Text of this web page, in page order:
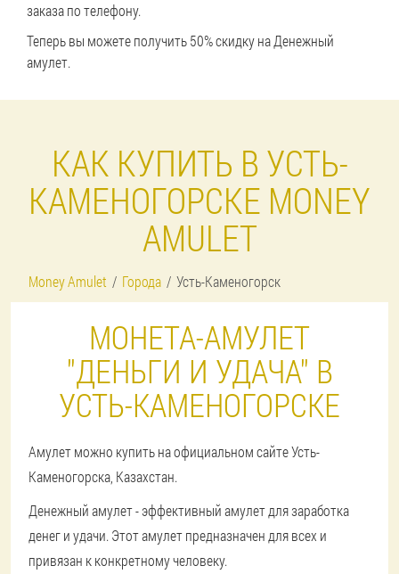
заказа по телефону.
Теперь вы можете получить 50% скидку на Денежный
амулет.
КАК КУПИТЬ В УСТЬ-
КАМЕНОГОРСКЕ MONEY
AMULET
Money Amulet Города Усть-Каменогорск
МОНЕТА-АМУЛЕТ
"ДЕНЬГИ И УДАЧА" В
УСТЬ-КАМЕНОГОРСКЕ
Амулет можно купить на официальном сайте Усть-
Каменогорска, Казахстан.
Денежный амулет - эффективный амулет для заработка
денег и удачи. Этот амулет предназначен для всех и
привязан к конкретному человеку.